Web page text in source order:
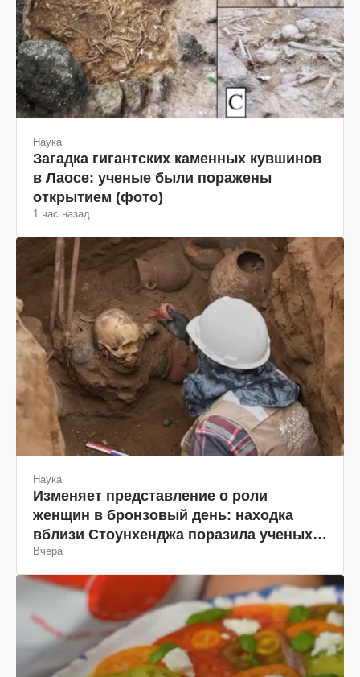
Наука
Загадка гигантских каменных кувшинов
в Лаосе: ученые были поражены
открытием (фото)
1 час назад
Наука
Изменяет представление о роли
женщин в бронзовый день: находка
вблизи Стоунхенджа поразила ученых
(фото)
Вчера